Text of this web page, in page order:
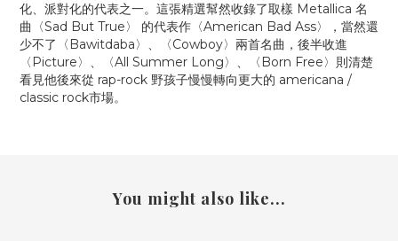
化、派對化的代表之一。這張精選幫然收錄了取樣 Metallica 名
曲〈Sad But True〉 的代表作〈American Bad Ass〉，當然還
少不了〈Bawitdaba〉、〈Cowboy〉兩首名曲，後半收進
〈Picture〉、〈All Summer Long〉、〈Born Free〉則清楚
看見他後來從 rap-rock 野孩子慢慢轉向更大的 americana /
classic rock市場。
You might also like...